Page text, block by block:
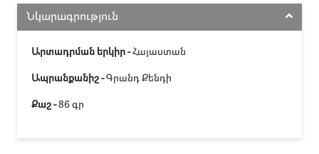
Նկարագրություն
Արտադրման երկիր -Հայաստան
Ապրանքանիշ -Գրանդ Քենդի
Քաշ -86 գր